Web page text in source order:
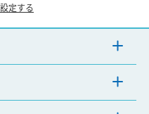
定する